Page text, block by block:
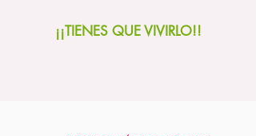
¡¡TIENES QUE VIVIRLO!!